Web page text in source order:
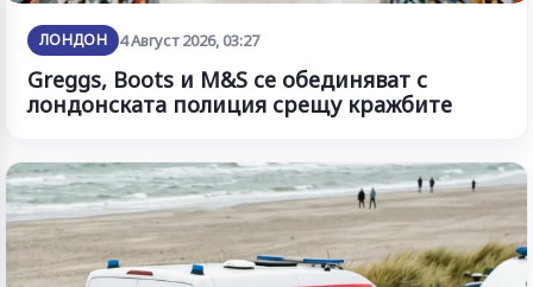
ЛОНДОН 4 Август 2026, 03:27
Greggs, Boots и M&S се обединяват с
лондонската полиция срещу кражбите